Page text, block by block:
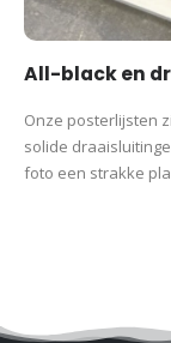
All-black en
Onze posterlijsten
solide
foto een strakke